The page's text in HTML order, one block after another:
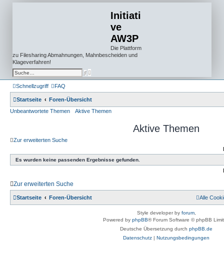
Initiati
ve
AW3P
Die Plattform
zu Filesharing Abmahnungen, Mahnbescheiden und
Klageverfahren!
S
u
e
r
i
t
r
Schnellzugriff FAQ
Startseite
Foren-Übersicht
Unbeantwortete Themen
Aktive Themen
Aktive Themen
Zur erweiterten Suche
Es wurden keine passenden Ergebnisse gefunden.
Zur erweiterten Suche
Startseite Foren-Übersicht Alle
Style developer by forum,
Powered by phpBB® Forum Software © phpBB
Deutsche Übersetzung durch phpBB.de
Datenschutz | Nutzungsbedingungen